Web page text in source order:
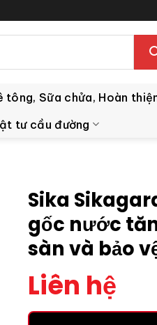
tông, Sữa chửa, Hoàn
tư cầu đường
Sika
gốc nước
sàn và bảo
Liên hệ